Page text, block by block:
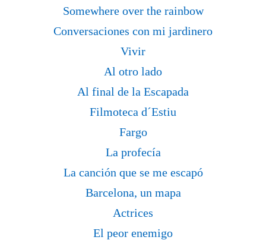
Somewhere over the rainbow
Conversaciones con mi jardinero
Vivir
Al otro lado
Al final de la Escapada
Filmoteca d´Estiu
Fargo
La profecía
La canción que se me escapó
Barcelona, un mapa
Actrices
El peor enemigo